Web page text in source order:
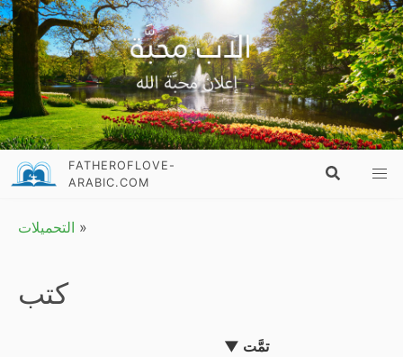
FATHEROFLOVE-
ARABIC.COM
التحميلات »
كتب
▼ تمَّت